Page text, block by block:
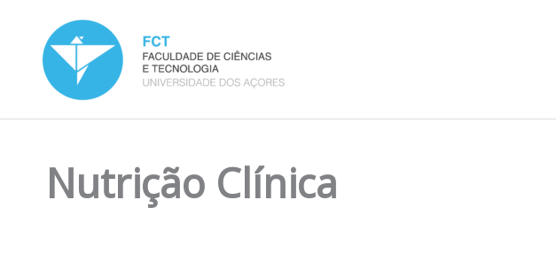
content
Nutrição Clínica